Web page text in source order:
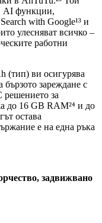
AI функции,
with Google¹³ и
улесняват всичко –
работни
(тип) ви осигурява
бързото зареждане с
решението за
до 16 GB RAM²⁴ и до
остава
е на една ръка
задвижвано